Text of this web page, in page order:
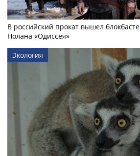
В российский прокат вышел
Нолана «Одиссея»
Экология